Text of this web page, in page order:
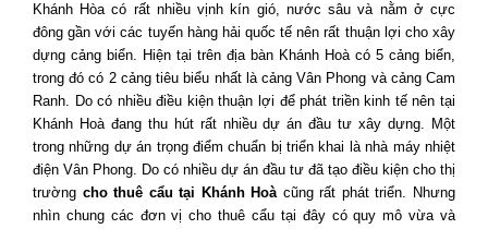
Khánh Hòa có rất nhiều vịnh kín gió, nước sâu và nằm ở cực
đông gần với các tuyến hàng hải quốc tế nên rất thuận lợi cho xây
dựng cảng biển. Hiện tại trên địa bàn Khánh Hoà có 5 cảng biển,
trong đó có 2 cảng tiêu biểu nhất là cảng Vân Phong và cảng Cam
Ranh. Do có nhiều điều kiện thuận lợi để phát triền kinh tế nên tại
Khánh Hoà đang thu hút rất nhiều dự án đầu tư xây dựng. Một
trong những dự án trọng điểm chuẩn bị triển khai là nhà máy nhiệt
điện Vân Phong. Do có nhiều dự án đầu tư đã tạo điều kiện cho thị
trường cho thuê cẩu tại Khánh Hoàcũng rất phát triển. Nhưng
nhìn chung các đơn vị cho thuê cẩu tại đây có quy mô vừa và